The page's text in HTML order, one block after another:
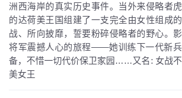
洲西海岸的真实历史事件。当外来侵略者
的达荷美王国组建了一支完全由女性组成
战、所向披靡，誓要粉碎侵略者的野心。
将军震撼人心的旅程——她训练下一代新
备，不惜一切代价保卫家园……又名: 女战
美女王